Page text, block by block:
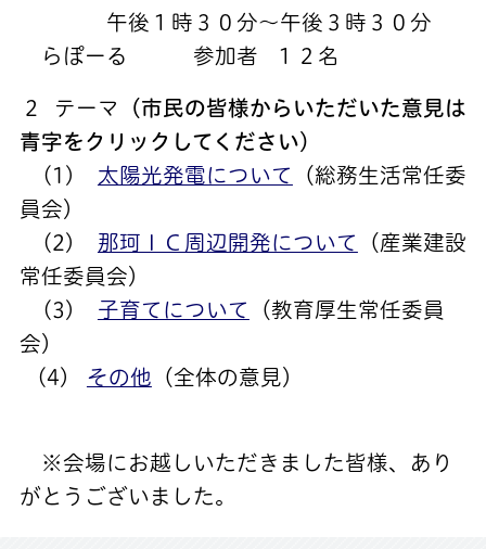
午後１時３０分～午後３時３０分
らぽーる 参加者 １２名
2 テーマ
（市民の皆様からいただいた意見は
青字をクリックしてください）
(1) 太陽光発電について
（総務生活常任委
員会）
(2) 那珂ＩＣ周辺開発について
（産業建設
常任委員会）
(3) 子育てについて
（教育厚生常任委員
会）
(4) その他 （全体の意見）
※会場にお越しいただきました皆様、あり
がとうございました。